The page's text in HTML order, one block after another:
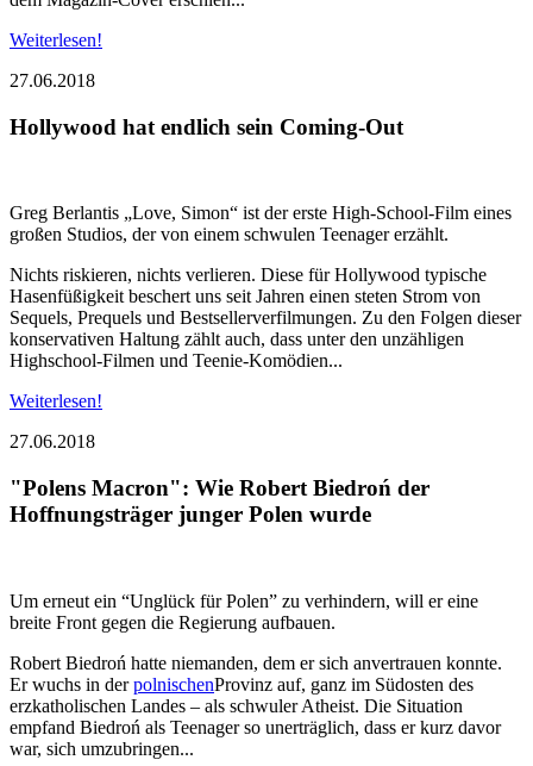
Weiterlesen!
27.06.2018
Hollywood hat endlich sein Coming-Out
Greg Berlantis „Love, Simon“ ist der erste High-School-Film eines
großen Studios, der von einem schwulen Teenager erzählt.
Nichts riskieren, nichts verlieren. Diese für Hollywood typische
Hasenfüßigkeit beschert uns seit Jahren einen steten Strom von
Sequels, Prequels und Bestsellerverfilmungen. Zu den Folgen dieser
konservativen Haltung zählt auch, dass unter den unzähligen
Highschool-Filmen und Teenie-Komödien...
Weiterlesen!
27.06.2018
"Polens Macron": Wie Robert Biedroń der
Hoffnungsträger junger Polen wurde
Um erneut ein “Unglück für Polen” zu verhindern, will er eine
breite Front gegen die Regierung aufbauen.
Robert Biedroń hatte niemanden, dem er sich anvertrauen konnte.
Er wuchs in derpolnischenProvinz auf, ganz im Südosten des
erzkatholischen Landes – als schwuler Atheist. Die Situation
empfand Biedroń als Teenager so unerträglich, dass er kurz davor
war, sich umzubringen...